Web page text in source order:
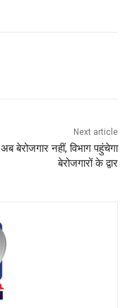
Next article
अब बेरोजगार नहीं, विभाग पहुंचेगा
बेरोजगारों के द्वार